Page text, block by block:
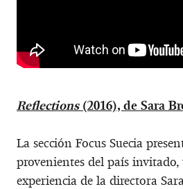
Reflections(2016), de Sara
La sección Focus Suecia
provenientes del país invitado,
experiencia de la directora